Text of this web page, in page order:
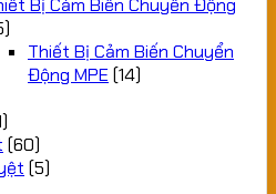
Bị Cảm Biến Chuyển Động
Thiết Bị Cảm Biến Chuyển
Động MPE (14)
(60)
(5)